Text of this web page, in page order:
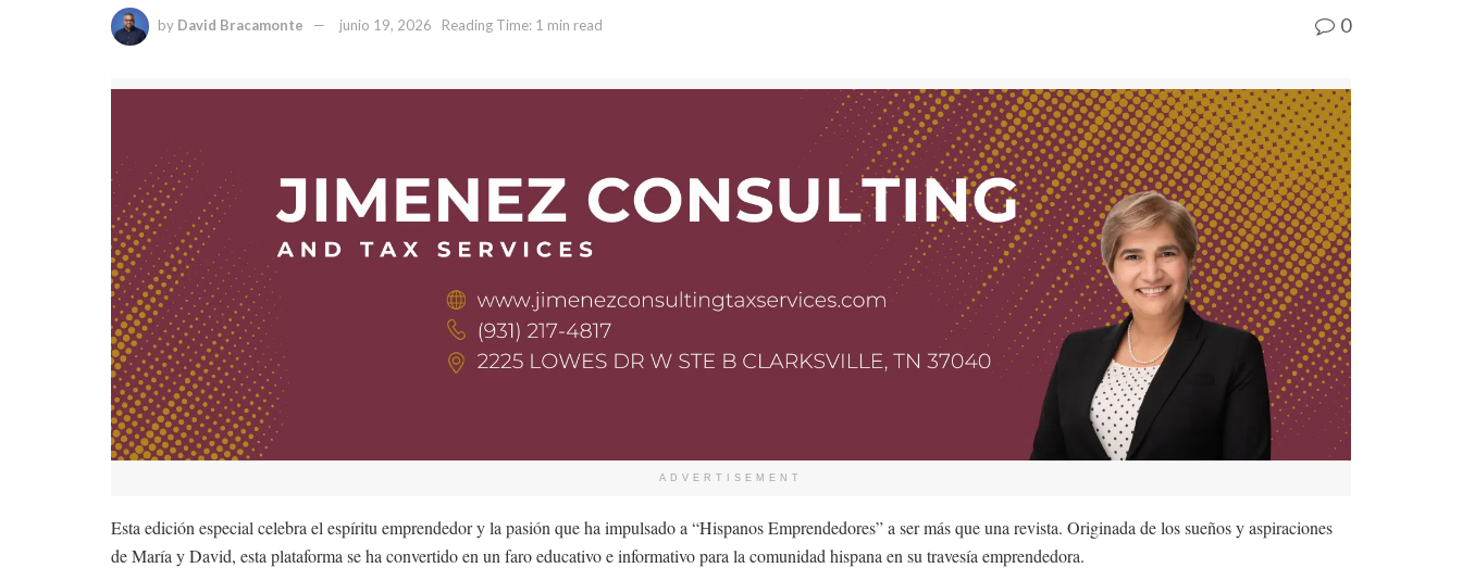
by David Bracamonte junio 19, 2026 Reading Time: 1 min read 0
ADVERTISEMENT
Esta edición especial celebra el espíritu emprendedor y la pasión que ha impulsado a “Hispanos Emprendedores” a ser más que una revista. Originada de los sueños y aspiraciones
de María y David, esta plataforma se ha convertido en un faro educativo e informativo para la comunidad hispana en su travesía emprendedora.